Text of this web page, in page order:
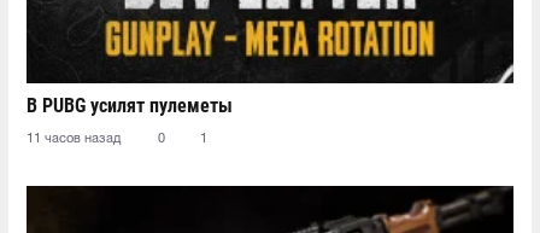
В PUBG усилят пулеметы
11 часов назад 0 1